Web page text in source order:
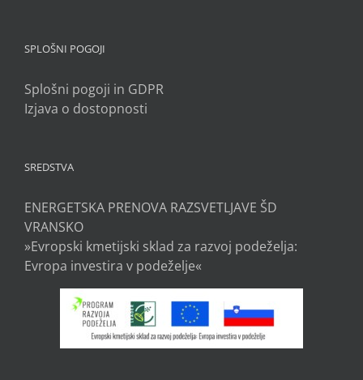
SPLOŠNI POGOJI
Splošni pogoji in GDPR
Izjava o dostopnosti
SREDSTVA
ENERGETSKA PRENOVA RAZSVETLJAVE ŠD
VRANSKO
»Evropski kmetijski sklad za razvoj podeželja:
Evropa investira v podeželje«